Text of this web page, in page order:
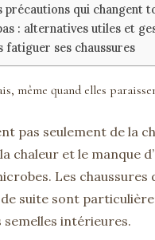
précautions qui changent
: alternatives utiles et
fatiguer ses chaussures
même quand elles
pas seulement de la
chaleur et le manque
Les
suite sont
semelles intérieures.